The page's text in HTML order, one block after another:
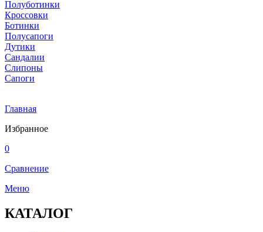
Полуботинки
Кроссовки
Ботинки
Полусапоги
Дутики
Сандалии
Слипоны
Сапоги
Главная
Избранное
0
Сравнение
Меню
КАТАЛОГ